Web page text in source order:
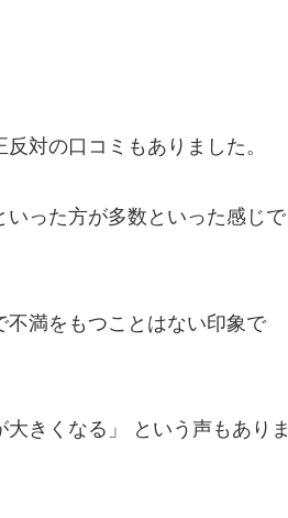
対の口コミもありました。
った方が多数といった感じで
満をもつことはない印象で
きくなる」 という声もありま